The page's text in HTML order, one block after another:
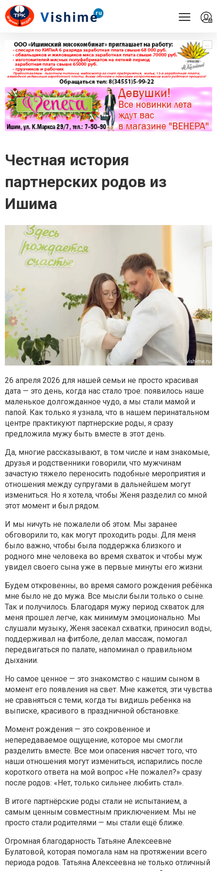
...
...
Честная история
партнерских родов из
Ишима
26 апреля 2026 для нашей семьи не просто красивая
дата — это день, когда нас стало трое: появилось наше
маленькое долгожданное чудо, а мы стали мамой и
папой. Как только я узнала, что в нашем перинатальном
центре практикуют партнерские роды, я сразу
предложила мужу быть вместе в этот день.
Да, многие рассказывают, в том числе и нам знакомые,
друзья и родственники говорили, что мужчинам
зачастую тяжело переносить подобные мероприятия и
отношения между супругами в дальнейшем могут
измениться. Но я хотела, чтобы Женя разделил со мной
этот момент и был рядом.
И мы ничуть не пожалели об этом. Мы заранее
обговорили то, как могут проходить роды. Для меня
было важно, чтобы была поддержка близкого и
родного мне человека во время схваток и чтобы муж
увидел своего сына уже в первые минуты его жизни.
Будем откровенны, во время самого рождения ребёнка
мне было не до мужа. Все мысли были только о сыне.
Так и получилось. Благодаря мужу период схваток для
меня прошел легче, как минимум эмоционально. Мы
слушали музыку, Женя засекал схватки, приносил воды,
поддерживал на фитболе, делал массаж, помогал
передвигаться по палате, напоминал о правильном
дыхании.
Но самое ценное — это знакомство с нашим сыном в
момент его появления на свет. Мне кажется, эти чувства
не сравняться с теми, когда ты видишь ребенка на
выписке, красивого в праздничной обстановке.
Момент рождения — это сокровенное и
непередаваемое ощущение, которое мы смогли
разделить вместе. Все мои опасения насчет того, что
наши отношения могут измениться, испарились после
короткого ответа на мой вопрос «Не пожалел?» сразу
после родов: «Нет, только сильнее любить стал».
В итоге партнёрские роды стали не испытанием, а
самым ценным совместным приключением. Мы не
просто стали родителями — мы стали ещё ближе.
Огромная благодарность Татьяне Алексеевне
Булатовой, которая помогала нам на протяжении всего
периода родов. Татьяна Алексеевна не только отличный